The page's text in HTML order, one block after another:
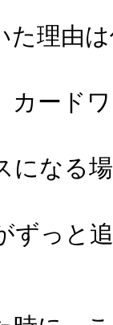
た理由
カード
になる
ずっと